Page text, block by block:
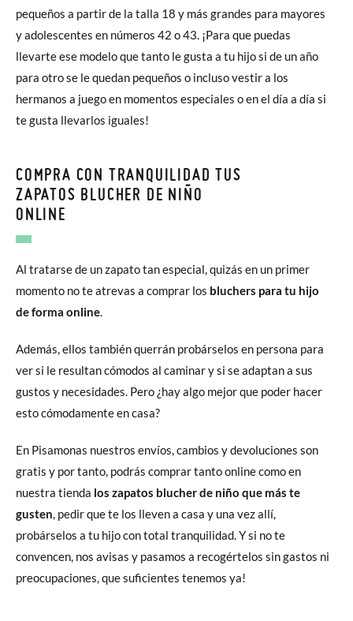
pequeños a partir de la talla 18 y más grandes para mayores
y adolescentes en números 42 o 43. ¡Para que puedas
llevarte ese modelo que tanto le gusta a tu hijo si de un año
para otro se le quedan pequeños o incluso vestir a los
hermanos a juego en momentos especiales o en el día a día si
te gusta llevarlos iguales!
COMPRA CON TRANQUILIDAD TUS
ZAPATOS BLUCHER DE NIÑO
ONLINE
Al tratarse de un zapato tan especial, quizás en un primer
momento no te atrevas a comprar los bluchers para tu hijo
de forma online.
Además, ellos también querrán probárselos en persona para
ver si le resultan cómodos al caminar y si se adaptan a sus
gustos y necesidades. Pero ¿hay algo mejor que poder hacer
esto cómodamente en casa?
En Pisamonas nuestros envíos, cambios y devoluciones son
gratis y por tanto, podrás comprar tanto online como en
nuestra tienda los zapatos blucher de niño que más te
gusten, pedir que te los lleven a casa y una vez allí,
probárselos a tu hijo con total tranquilidad. Y si no te
convencen, nos avisas y pasamos a recogértelos sin gastos ni
preocupaciones, que suficientes tenemos ya!